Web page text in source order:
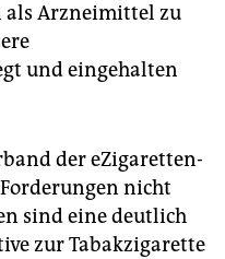
als Arzneimittel zu
und eingehalten
der eZigaretten-
nicht
sind eine deutlich
zur Tabakzigarette